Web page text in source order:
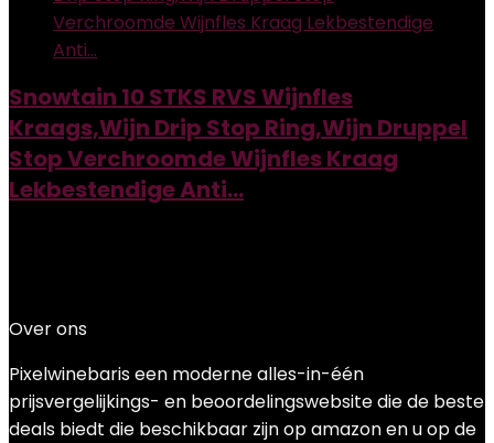
Snowtain 10 STKS RVS Wijnfles
Kraags,Wijn Drip Stop Ring,Wijn Druppel
Stop Verchroomde Wijnfles Kraag
Lekbestendige Anti…
Over ons
Pixelwinebaris een moderne alles-in-één
prijsvergelijkings- en beoordelingswebsite die de beste
deals biedt die beschikbaar zijn op amazon en u op de